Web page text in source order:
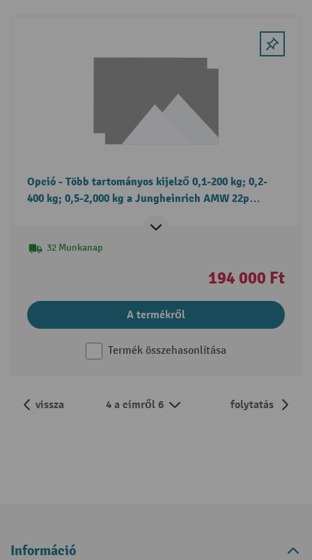
Opció - Több tartományos kijelző 0,1-200 kg; 0,2-
400 kg; 0,5-2,000 kg a Jungheinrich AMW 22p
32 Munkanap
194 000 Ft
A termékről
Termék összehasonlítása
vissza 4 a címről 6 folytatás
Információ